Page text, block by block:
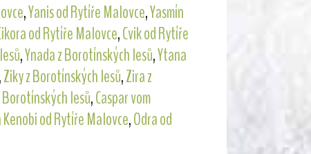
,Yanis od Rytíře Malovce,Yasmín
od Rytíře Malovce,Cvik od Rytíře
,Ynada z Borotínských lesů,Ytana
,Ziky z Borotínských lesů,Zira z
Borotínských lesů,Caspar vom
Kenobi od Rytíře Malovce,Odra od